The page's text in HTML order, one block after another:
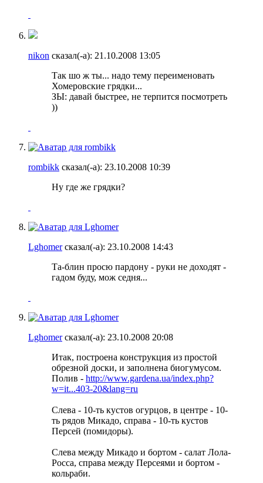
nikon сказал(-а): 21.10.2008 13:05
Так шо ж ты... надо тему переименовать
Хомеровские грядки...
ЗЫ: давай быстрее, не терпится посмотреть
))
rombikk сказал(-а): 23.10.2008 10:39
Ну где же грядки?
Lghomerсказал(-а): 23.10.2008 14:43
Та-блин просю пардону - руки не доходят -
гадом буду, мож седня...
Lghomerсказал(-а): 23.10.2008 20:08
Итак, построена конструкция из простой
обрезной доски, и заполнена биогумусом.
Полив - http://www.gardena.ua/index.php?
w=it...403-20&lang=ru
Слева - 10-ть кустов огурцов, в центре - 10-
ть рядов Микадо, справа - 10-ть кустов
Персей (помидоры).
Слева между Микадо и бортом - салат Лола-
Росса, справа между Персеями и бортом -
кольраби.